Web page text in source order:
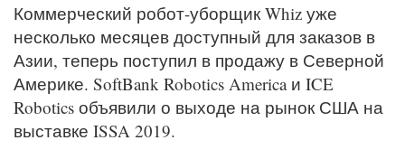
Коммерческий робот-уборщик Whiz уже
несколько месяцев доступный для заказов в
Азии, теперь поступил в продажу в Северной
Америке. SoftBank Robotics America и ICE
Robotics объявили о выходе на рынок США на
выставке ISSA 2019.